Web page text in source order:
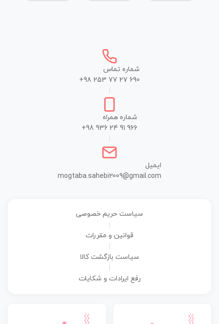
شماره تماس
+98 253 77 27 690
شماره همراه
+98 936 24 91 966
ایمیل
mogtaba.sahebi2009@gmail.com
سیاست حریم خصوصی
قوانین و مقررات
سیاست بازگشت کالا
رفع ایرادات و شکایات